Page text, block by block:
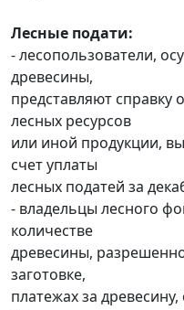
Лесные подати:
- лесопользователи,
древесины,
представляют справку
лесных ресурсов
или иной продукции,
счет уплаты
лесных податей за
- владельцы лесного
количестве
древесины,
заготовке,
платежах за